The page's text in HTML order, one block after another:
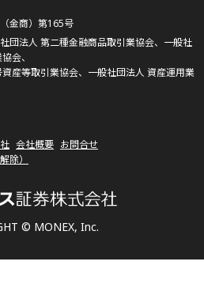
© MONEX, Inc.
金商）第165号
団法人 第二種金融商品取引業協会、一般社
会、
産等取引業協会、一般社団法人 資産運用業
会社概要 お問合せ
除）